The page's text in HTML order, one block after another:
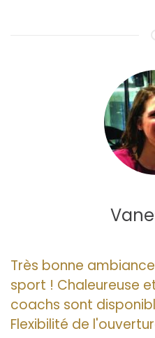
Très bonne
sport ! Chaleureuse
coachs sont
Flexibilité de